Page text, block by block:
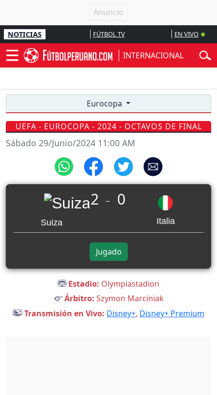
NOTICIAS FÚTBOL TV EN VIVO
INTERNACIONAL
Eurocopa
UEFA - EUROCOPA - 2024 - OCTAVOS DE FINAL
Sábado 29/Junio/2024 11:00 AM
Suiza
2 _ 0
Italia
Jugado
Estadio: Olympiastadion
Árbitro: Szymon Marciniak
Transmisión en Vivo: Disney+, Disney+ Premium